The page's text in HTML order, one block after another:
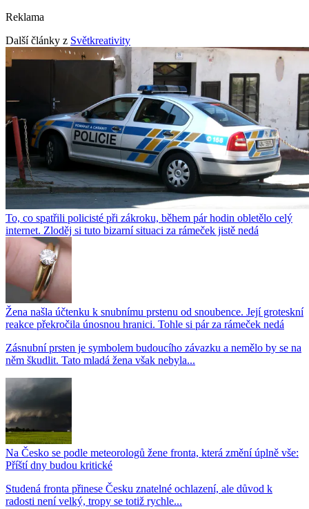
Reklama
Další články z Světkreativity
To, co spatřili policisté při zákroku, během pár hodin obletělo celý
internet. Zloděj si tuto bizarní situaci za rámeček jistě nedá
Žena našla účtenku k snubnímu prstenu od snoubence. Její groteskní
reakce překročila únosnou hranici. Tohle si pár za rámeček nedá
Zásnubní prsten je symbolem budoucího závazku a nemělo by se na
něm škudlit. Tato mladá žena však nebyla...
Na Česko se podle meteorologů žene fronta, která změní úplně vše:
Příští dny budou kritické
Studená fronta přinese Česku znatelné ochlazení, ale důvod k
radosti není velký, tropy se totiž rychle...